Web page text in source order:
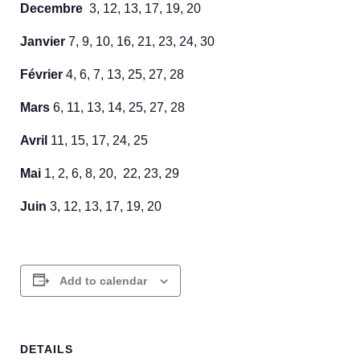
Decembre 3, 12, 13, 17, 19, 20
Janvier 7, 9, 10, 16, 21, 23, 24, 30
Février 4, 6, 7, 13, 25, 27, 28
Mars 6, 11, 13, 14, 25, 27, 28
Avril 11, 15, 17, 24, 25
Mai 1, 2, 6, 8, 20, 22, 23, 29
Juin 3, 12, 13, 17, 19, 20
Add to calendar
DETAILS